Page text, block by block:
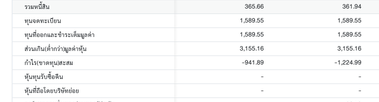
รวมหนี้สิน 365.66 361.94
ทุนจดทะเบียน 1,589.55 1,589.55
ทุนที่ออกและชำระเต็มมูลค่า 1,589.55 1,589.55
ส่วนเกิน(ต่ำกว่า)มูลค่าหุ้น 3,155.16 3,155.16
กำไร(ขาดทุน)สะสม -941.89 -1,224.99
หุ้นทุนรับซื้อคืน - -
หุ้นที่ถือโดยบริษัทย่อย - -